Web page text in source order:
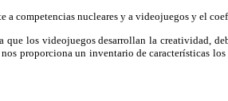
a competencias nucleares y a videojuegos y el
los videojuegos desarrollan la creatividad,
proporciona un inventario de características los